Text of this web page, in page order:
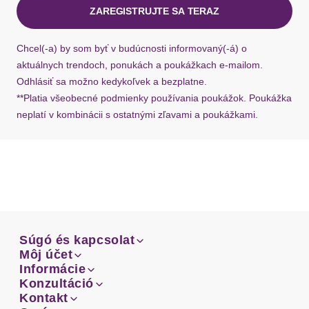
ZAREGISTRUJTE SA TERAZ
Chcel(-a) by som byť v budúcnosti informovaný(-á) o
aktuálnych trendoch, ponukách a poukážkach e-mailom.
Odhlásiť sa možno kedykoľvek a bezplatne.
**Platia všeobecné podmienky používania poukážok. Poukážka
neplatí v kombinácii s ostatnými zľavami a poukážkami.
Súgó és kapcsolat
Email
Facebook
Súgó és kapcsolat
Email
Môj účet
Prehľad objednávok
Môj účet
Prehľad objednávok
Informácie
Doprava
Informácie
Konzultáció
Sprievodca-veľkosťami
Konzultáció
Kontakt